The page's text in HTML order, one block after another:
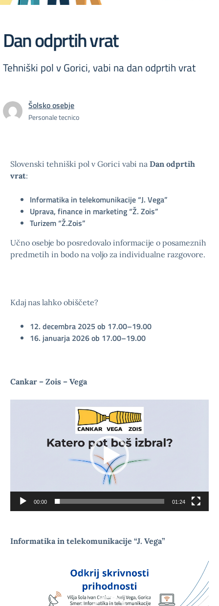
Dan odprtih vrat
Tehniški pol v Gorici, vabi na dan odprtih vrat
Šolsko osebje
Personale tecnico
Slovenski tehniški pol v Gorici vabi na Dan odprtih
vrat:
Informatika in telekomunikacije “J. Vega”
Uprava, finance in marketing “Ž. Zois”
Turizem “Ž.Zois”
Učno osebje bo posredovalo informacije o posameznih
predmetih in bodo na voljo za individualne razgovore.
Kdaj nas lahko obiščete?
12. decembra 2025 ob 17.00–19.00
16. januarja 2026 ob 17.00–19.00
Cankar – Zois – Vega
00:00 01:24
Informatika in telekomunikacije “J. Vega”